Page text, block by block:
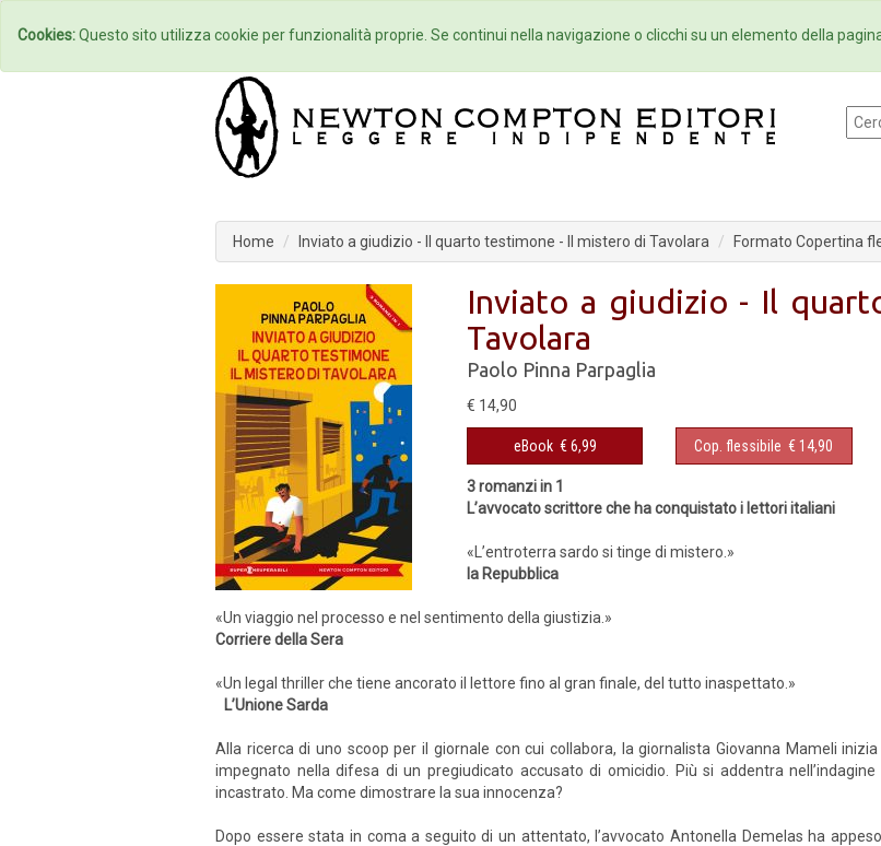
Home Autori Eventi Collane Newsletter
Home Inviato a giudizio - Il quarto testimone - Il mistero di Tavolara Formato Copertina
Inviato a giudizio - Il
Tavolara
Paolo Pinna Parpaglia
€ 14,90
eBook € 6,99 Cop. flessibile € 14,90
3 romanzi in 1
L’avvocato scrittore che ha conquistato i lettori italiani
«L’entroterra sardo si tinge di mistero.»
la Repubblica
«Un viaggio nel processo e nel sentimento della giustizia.»
Corriere della Sera
«Un legal thriller che tiene ancorato il lettore fino al gran finale, del tutto inaspettato.»
L’Unione Sarda
Alla ricerca di uno scoop per il giornale con cui collabora, la giornalista Giovanna Mameli
impegnato nella difesa di un pregiudicato accusato di omicidio. Più si addentra
incastrato. Ma come dimostrare la sua innocenza?
Dopo essere stata in coma a seguito di un attentato, l’avvocato Antonella Demelas ha
Cookies:Questo sito utilizza cookie per funzionalità proprie. Se continui nella navigazione o clicchi su un elemento della